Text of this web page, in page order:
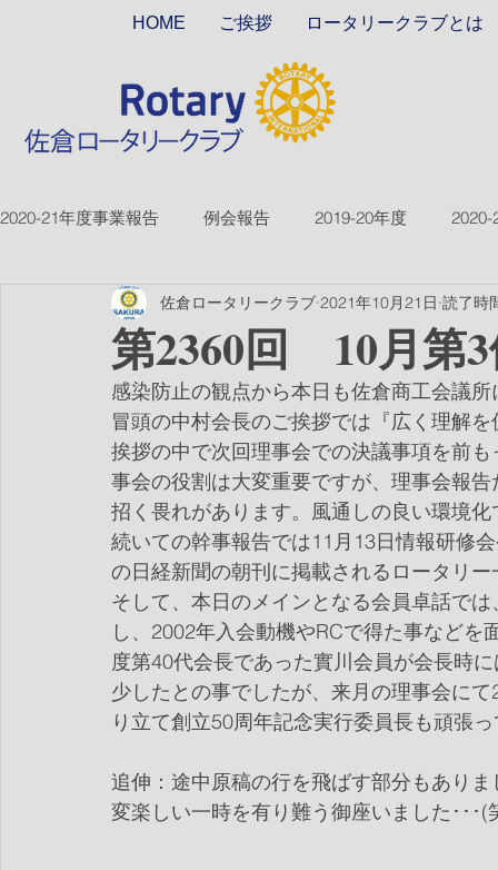
HOME ご挨拶 ロータリークラブとは
2020-21年度事業報告 例会報告 2019-20年度 2020-
2018-19ver2 2017-18ver2 2021-22年度
2026-27年度
第2360回 10月第
佐倉ロータリークラブ 2021年10月21日 読了時
感染防止の観点から本日も佐倉商工会議
冒頭の中村会長のご挨拶では『広く理解
挨拶の中で次回理事会での決議事項を前
事会の役割は大変重要ですが、理事会報
招く畏れがあります。風通しの良い環境
続いての幹事報告では11月13日情報研修
の日経新聞の朝刊に掲載されるロータリ
そして、本日のメインとなる会員卓話で
し、2002年入会動機やRCで得た事など
度第40代会長であった實川会員が会長時
少したとの事でしたが、来月の理事会に
り立て創立50周年記念実行委員長も頑張
追伸：途中原稿の行を飛ばす部分もあり
変楽しい一時を有り難う御座いました･･･(